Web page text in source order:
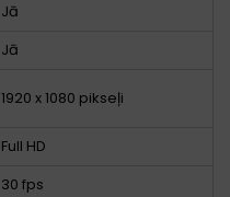
Jā
Jā
1920 x 1080 pikseļi
Full HD
30 fps